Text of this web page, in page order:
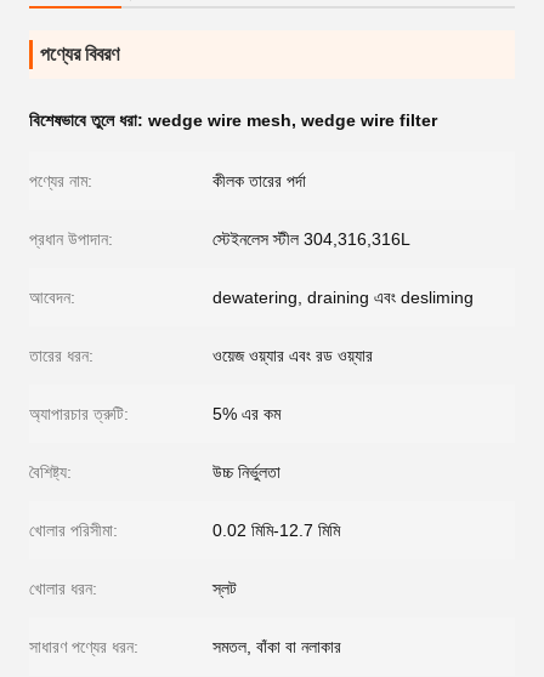
পণ্যের বিবরণ
বিশেষভাবে তুলে ধরা: wedge wire mesh, wedge wire filter
পণ্যের নাম: কীলক তারের পর্দা
প্রধান উপাদান: স্টেইনলেস স্টীল 304,316,316L
আবেদন: dewatering, draining এবং desliming
তারের ধরন: ওয়েজ ওয়্যার এবং রড ওয়্যার
অ্যাপারচার ত্রুটি: 5% এর কম
বৈশিষ্ট্য: উচ্চ নির্ভুলতা
খোলার পরিসীমা: 0.02 মিমি-12.7 মিমি
খোলার ধরন: স্লট
সাধারণ পণ্যের ধরন: সমতল, বাঁকা বা নলাকার